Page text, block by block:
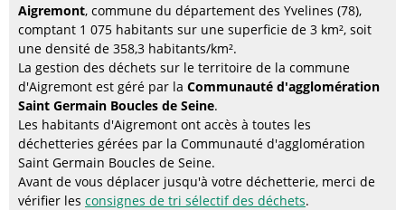
Aigremont, commune du département des Yvelines (78),
comptant 1 075 habitants sur une superficie de 3 km², soit
une densité de 358,3 habitants/km².
La gestion des déchets sur le territoire de la commune
d'Aigremont est géré par la Communauté d'agglomération
Saint Germain Boucles de Seine.
Les habitants d'Aigremont ont accès à toutes les
déchetteries gérées par la Communauté d'agglomération
Saint Germain Boucles de Seine.
Avant de vous déplacer jusqu'à votre déchetterie, merci de
vérifier les consignes de tri sélectif des déchets.